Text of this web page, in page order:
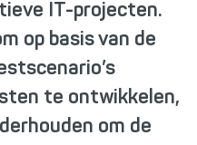
IT-projecten.
op basis van de
te ontwikkelen,
om de